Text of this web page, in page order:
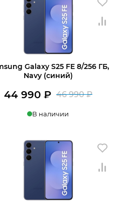
Galaxy S25 FE 8/256 ГБ,
Navy (синий)
46 990₽
46
990 ₽.
44 990 ₽
990 ₽.
В наличии
в 1 клик В корзину